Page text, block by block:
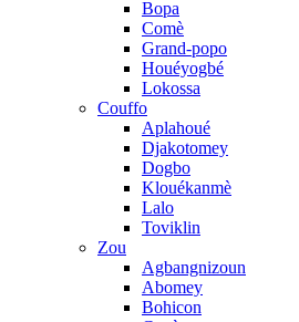
Bopa
Comè
Grand-popo
Houéyogbé
Lokossa
Couffo
Aplahoué
Djakotomey
Dogbo
Klouékanmè
Lalo
Toviklin
Zou
Agbangnizoun
Abomey
Bohicon